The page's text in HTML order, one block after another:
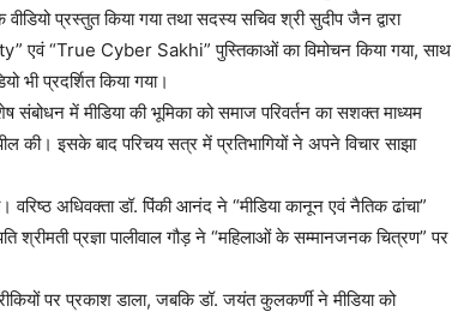
प्रस्तुत किया गया तथा सदस्य सचिव श्री सुदीप जैन द्वारा
एवं “True Cyber Sakhi” पुस्तिकाओं का विमोचन किया गया, साथ
भी प्रदर्शित किया गया।
में मीडिया की भूमिका को समाज परिवर्तन का सशक्त माध्यम
की। इसके बाद परिचय सत्र में प्रतिभागियों ने अपने विचार साझा
वरिष्ठ अधिवक्ता डॉ. पिंकी आनंद ने “मीडिया कानून एवं नैतिक ढांचा”
श्रीमती प्रज्ञा पालीवाल गौड़ ने “महिलाओं के सम्मानजनक चित्रण” पर
पर प्रकाश डाला, जबकि डॉ. जयंत कुलकर्णी ने मीडिया को